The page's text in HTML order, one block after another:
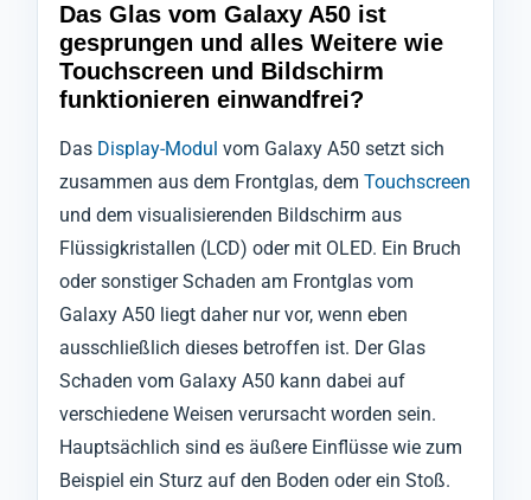
Das Glas vom Galaxy A50 ist
gesprungen und alles Weitere wie
Touchscreen und Bildschirm
funktionieren einwandfrei?
Das Display-Modul vom Galaxy A50 setzt sich
zusammen aus dem Frontglas, dem Touchscreen
und dem visualisierenden Bildschirm aus
Flüssigkristallen (LCD) oder mit OLED. Ein Bruch
oder sonstiger Schaden am Frontglas vom
Galaxy A50 liegt daher nur vor, wenn eben
ausschließlich dieses betroffen ist. Der Glas
Schaden vom Galaxy A50 kann dabei auf
verschiedene Weisen verursacht worden sein.
Hauptsächlich sind es äußere Einflüsse wie zum
Beispiel ein Sturz auf den Boden oder ein Stoß.